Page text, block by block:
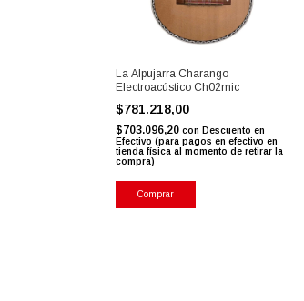
La Alpujarra Charango
Electroacústico Ch02mic
$781.218,00
$703.096,20 con Descuento en
Efectivo (para pagos en efectivo en
tienda física al momento de retirar la
compra)